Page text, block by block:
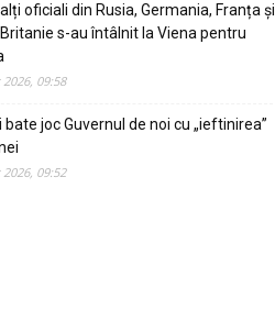
oficiali din Rusia, Germania, Franța și
s-au întâlnit la Viena pentru
09:58
bate joc Guvernul de noi cu „ieftinirea”
09:52